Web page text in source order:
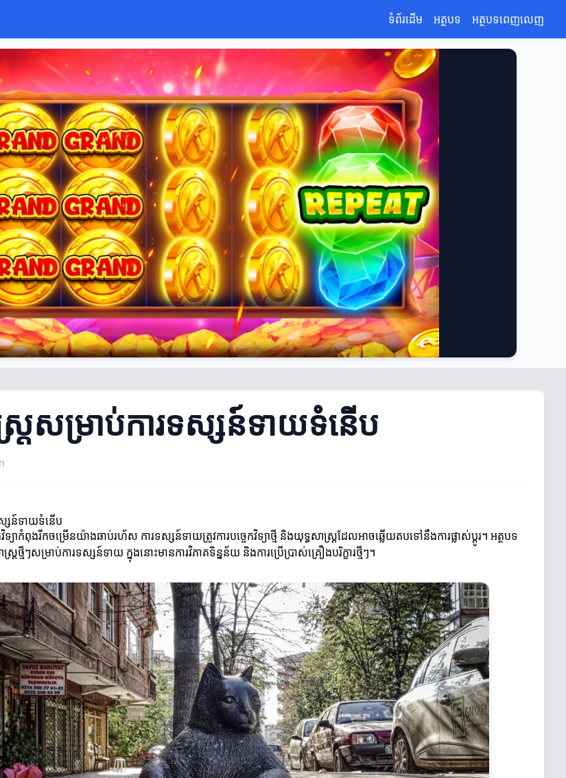
ទំព័រដើម អត្ថបទ អត្ថបទពេញលេញ
រសម្រាប់ការទស្សន៍ទាយទំនើប
សន៍ទាយទំនើប
ាកំពុងរីកចម្រើនយ៉ាងឆាប់រហ័ស ការទស្សន៍ទាយត្រូវការបច្ចេកវិទ្យាថ្មី និងយុទ្ធសាស្ដ្រដែលអាចឆ្លើយតបទៅនឹងការផ្លាស់ប្តូរ។ អត្ថបទ
ដ្រថ្មីៗសម្រាប់ការទស្សន៍ទាយ ក្នុងនោះមានការវិភាគទិន្នន័យ និងការប្រើប្រាស់គ្រឿងបរិក្ខារថ្មីៗ។